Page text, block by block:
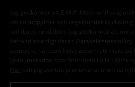
Jag godkänner att E.M.P. Merchandising
personuppgifter och regelbundet skicka
om deras produkter. Jag godkänner att
behandlas enligt deras
Datasekretesspolicy
samtycke när som helst genom att klicka på
prenumeration som finns med i alla EMP:s
Här kan jag avsluta prenumerationen på